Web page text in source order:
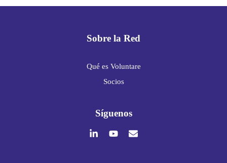
Sobre la Red
Qué es Voluntare
Socios
Síguenos